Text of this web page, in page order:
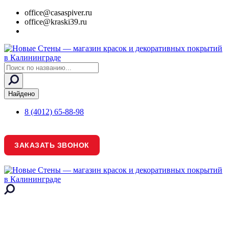
office@casaspiver.ru
office@kraski39.ru
Search
...
Найдено
8 (4012) 65-88-98
ЗАКАЗАТЬ ЗВОНОК